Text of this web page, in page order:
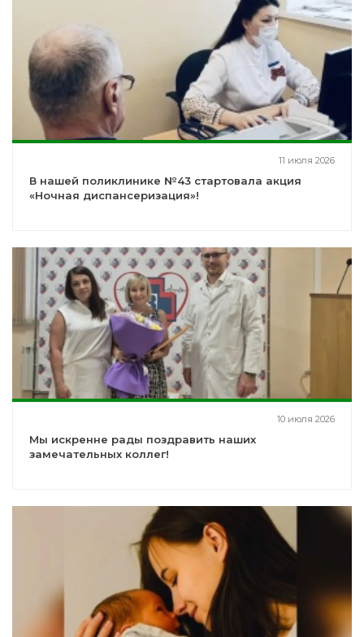
11 июля 2026
В нашей поликлинике №43 стартовала акция
«Ночная диспансеризация»!
10 июля 2026
Мы искренне рады поздравить наших
замечательных коллег!